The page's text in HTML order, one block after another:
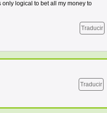
only logical to bet all my money to
Traducir
Traducir